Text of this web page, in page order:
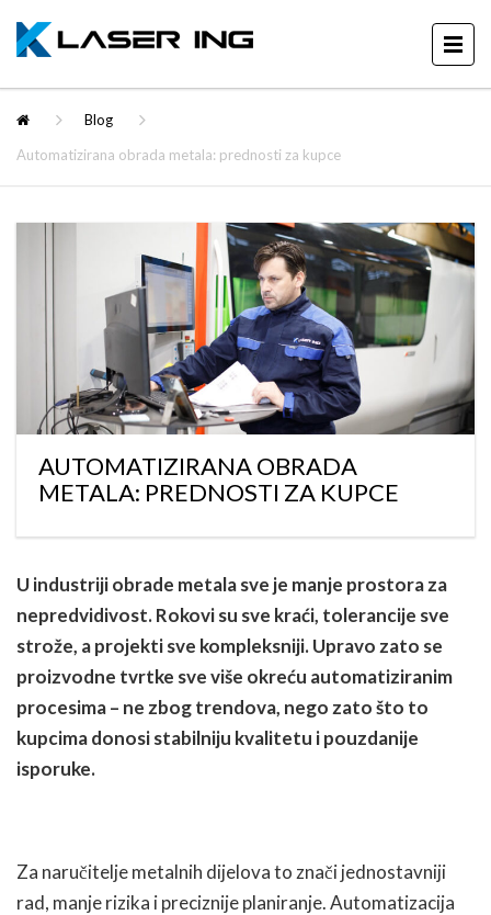
Blog
Automatizirana obrada metala: prednosti za kupce
AUTOMATIZIRANA OBRADA
METALA: PREDNOSTI ZA KUPCE
U industriji obrade metala sve je manje prostora za
nepredvidivost. Rokovi su sve kraći, tolerancije sve
strože, a projekti sve kompleksniji. Upravo zato se
proizvodne tvrtke sve više okreću automatiziranim
procesima – ne zbog trendova, nego zato što to
kupcima donosi stabilniju kvalitetu i pouzdanije
isporuke.
Za naručitelje metalnih dijelova to znači jednostavniji
rad, manje rizika i preciznije planiranje. Automatizacija